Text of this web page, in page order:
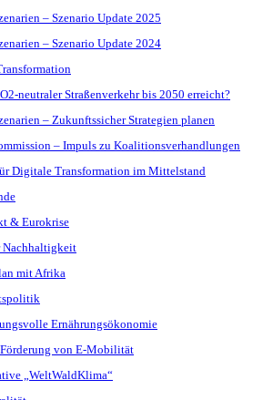
– Szenario Update 2025
– Szenario Update 2024
neutraler Straßenverkehr bis 2050 erreicht?
– Zukunftssicher Strategien planen
– Impuls zu Koalitionsverhandlungen
Digitale Transformation im Mittelstand
& Eurokrise
Nachhaltigkeit
mit Afrika
Ernährungsökonomie
von E-Mobilität
„WeltWaldKlima“